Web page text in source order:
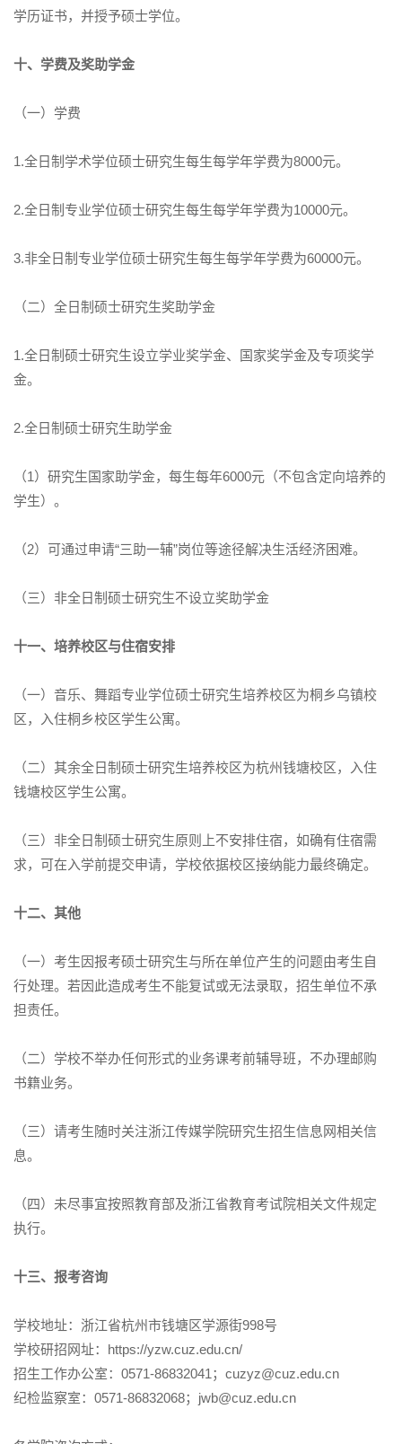
学历证书，并授予硕士学位。
十、学费及奖助学金
（一）学费
1.全日制学术学位硕士研究生每生每学年学费为8000元。
2.全日制专业学位硕士研究生每生每学年学费为10000元。
3.非全日制专业学位硕士研究生每生每学年学费为60000元。
（二）全日制硕士研究生奖助学金
1.全日制硕士研究生设立学业奖学金、国家奖学金及专项奖学
金。
2.全日制硕士研究生助学金
（1）研究生国家助学金，每生每年6000元（不包含定向培养的
学生）。
（2）可通过申请“三助一辅”岗位等途径解决生活经济困难。
（三）非全日制硕士研究生不设立奖助学金
十一、培养校区与住宿安排
（一）音乐、舞蹈专业学位硕士研究生培养校区为桐乡乌镇校
区，入住桐乡校区学生公寓。
（二）其余全日制硕士研究生培养校区为杭州钱塘校区，入住
钱塘校区学生公寓。
（三）非全日制硕士研究生原则上不安排住宿，如确有住宿需
求，可在入学前提交申请，学校依据校区接纳能力最终确定。
十二、其他
（一）考生因报考硕士研究生与所在单位产生的问题由考生自
行处理。若因此造成考生不能复试或无法录取，招生单位不承
担责任。
（二）学校不举办任何形式的业务课考前辅导班，不办理邮购
书籍业务。
（三）请考生随时关注浙江传媒学院研究生招生信息网相关信
息。
（四）未尽事宜按照教育部及浙江省教育考试院相关文件规定
执行。
十三、报考咨询
学校地址：浙江省杭州市钱塘区学源街998号
学校研招网址：https://yzw.cuz.edu.cn/
招生工作办公室：0571-86832041；cuzyz@cuz.edu.cn
纪检监察室：0571-86832068；jwb@cuz.edu.cn